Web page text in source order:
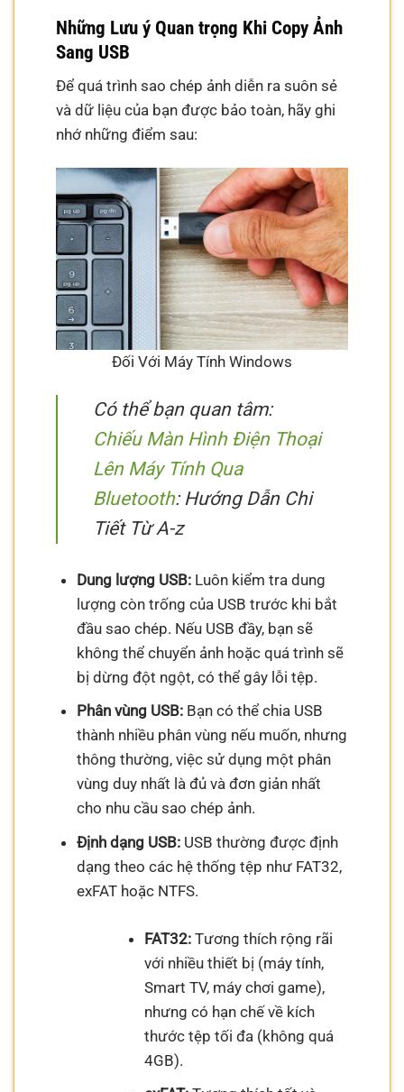
Những Lưu ý Quan trọng Khi Copy Ảnh
Sang USB
Để quá trình sao chép ảnh diễn ra suôn sẻ
và dữ liệu của bạn được bảo toàn, hãy ghi
nhớ những điểm sau:
Đối Với Máy Tính Windows
Có thể bạn quan tâm:
Chiếu Màn Hình Điện Thoại
Lên Máy Tính Qua
Bluetooth: Hướng Dẫn Chi
Tiết Từ A-z
Dung lượng USB:Luôn kiểm tra dung
lượng còn trống của USB trước khi bắt
đầu sao chép. Nếu USB đầy, bạn sẽ
không thể chuyển ảnh hoặc quá trình sẽ
bị dừng đột ngột, có thể gây lỗi tệp.
Phân vùng USB:Bạn có thể chia USB
thành nhiều phân vùng nếu muốn, nhưng
thông thường, việc sử dụng một phân
vùng duy nhất là đủ và đơn giản nhất
cho nhu cầu sao chép ảnh.
Định dạng USB:USB thường được định
dạng theo các hệ thống tệp như FAT32,
exFAT hoặc NTFS.
FAT32:Tương thích rộng rãi
với nhiều thiết bị (máy tính,
Smart TV, máy chơi game),
nhưng có hạn chế về kích
thước tệp tối đa (không quá
4GB).